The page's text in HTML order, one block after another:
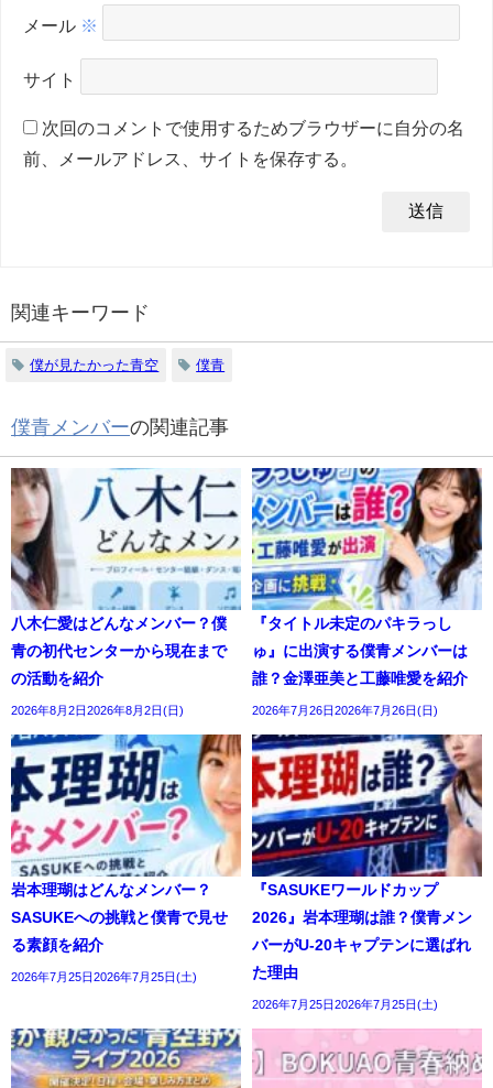
メール ※
サイト
次回のコメントで使用するためブラウザーに自分の名
前、メールアドレス、サイトを保存する。
関連キーワード
僕が見たかった青空 僕青
僕青メンバーの関連記事
八木仁愛はどんなメンバー？僕
青の初代センターから現在まで
の活動を紹介
2026年8月2日2026年8月2日(日)
『タイトル未定のパキラっし
ゅ』に出演する僕青メンバーは
誰？金澤亜美と工藤唯愛を紹介
2026年7月26日2026年7月26日(日)
岩本理瑚はどんなメンバー？
SASUKEへの挑戦と僕青で見せ
る素顔を紹介
2026年7月25日2026年7月25日(土)
『SASUKEワールドカップ
2026』岩本理瑚は誰？僕青メン
バーがU-20キャプテンに選ばれ
た理由
2026年7月25日2026年7月25日(土)